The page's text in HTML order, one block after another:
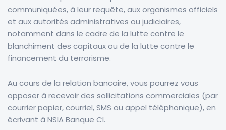
communiquées, à leur requête, aux organismes officiels
et aux autorités administratives ou judiciaires,
notamment dans le cadre de la lutte contre le
blanchiment des capitaux ou de la lutte contre le
financement du terrorisme.
Au cours de la relation bancaire, vous pourrez vous
opposer à recevoir des sollicitations commerciales (par
courrier papier, courriel,SMS ou appel téléphonique), en
écrivant à NSIA Banque CI.